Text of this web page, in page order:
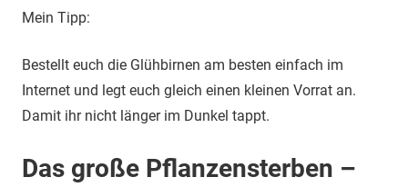
Mein Tipp:
Bestellt euch die Glühbirnen am besten einfach im
Internet und legt euch gleich einen kleinen Vorrat an.
Damit ihr nicht länger im Dunkel tappt.
Das große Pflanzensterben –